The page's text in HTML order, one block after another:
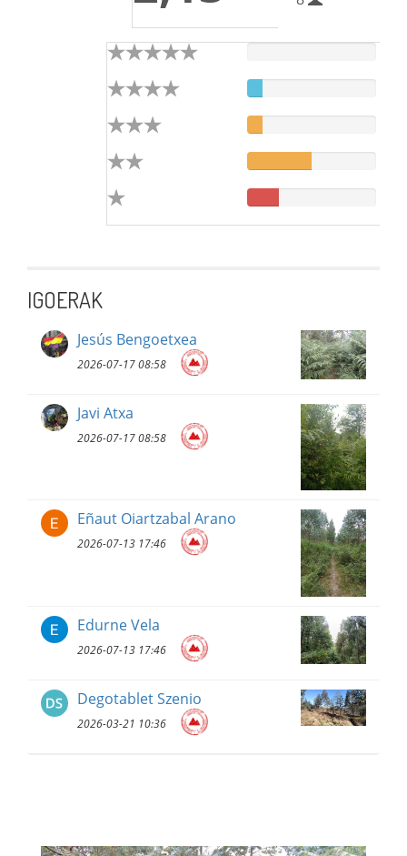
IGOERAK
Jesús Bengoetxea
2026-07-17 08:58
Javi Atxa
2026-07-17 08:58
Eñaut Oiartzabal Arano
2026-07-13 17:46
Edurne Vela
2026-07-13 17:46
Degotablet Szenio
2026-03-21 10:36